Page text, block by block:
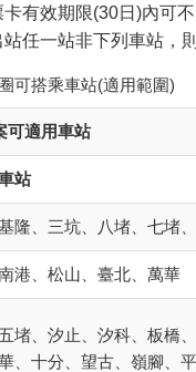
有效期限(30日)內可
站任一站非下列車站，
可搭乘車站(適用範圍)
可適用車站
站
隆、三坑、八堵、七堵
港、松山、臺北、萬華
五堵、汐止、汐科、板橋
、十分、望古、嶺腳、